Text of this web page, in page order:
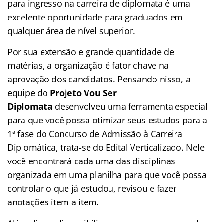
para ingresso na carreira de diplomata é uma
excelente oportunidade para graduados em
qualquer área de nível superior.
Por sua extensão e grande quantidade de
matérias, a organização é fator chave na
aprovação dos candidatos. Pensando nisso, a
equipe do Projeto Vou Ser
Diplomata desenvolveu uma ferramenta especial
para que você possa otimizar seus estudos para a
1ª fase do Concurso de Admissão à Carreira
Diplomática, trata-se do Edital Verticalizado. Nele
você encontrará cada uma das disciplinas
organizada em uma planilha para que você possa
controlar o que já estudou, revisou e fazer
anotações item a item.